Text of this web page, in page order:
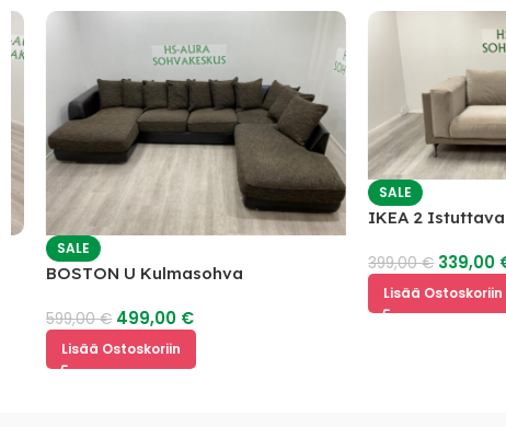
SALE
BOSTON U Kulmasohva
599,00€ 499,00€
Lisää Ostoskoriin
SALE
IKEA 2 Istuttava
399,00€ 339,00€
Lisää Ostoskoriin